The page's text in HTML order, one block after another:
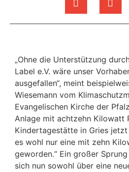
„Ohne die Unterstützung
Label e.V. wäre unser
ausgefallen“, meint
Wiesemann vom
Evangelischen Kirche der
Anlage mit achtzehn Kilowatt
Kindertagestätte in Gries
es wohl nur eine mit zehn
geworden.“ Ein großer
sich nun sowohl über eine